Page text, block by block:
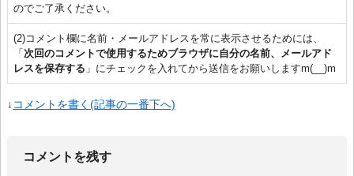
のでご了承ください。
(2)コメント欄に名前・メールアドレスを常に表示させるためには、
「 次回のコメントで使用するためブラウザに自分の名前、メールアド
レスを保存する 」にチェックを入れてから送信をお願いしますm(__)m
↓ コメントを書く(記事の一番下へ)
コメントを残す